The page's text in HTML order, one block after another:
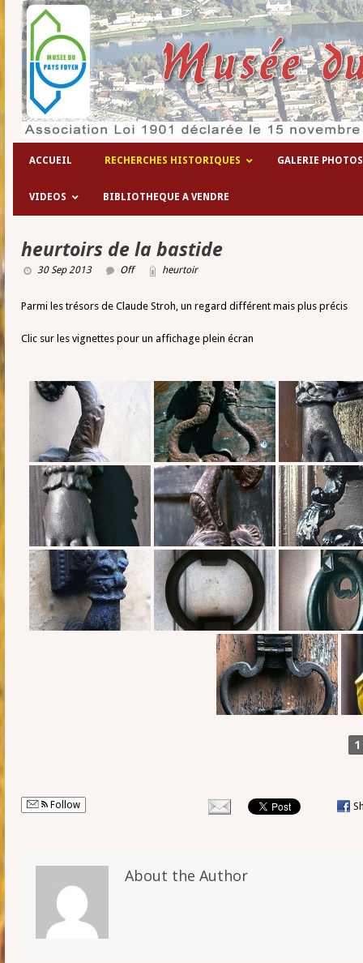
Les hôpitaux temporaires de la 1°
ACCUEIL RECHERCHES HISTORIQUES GALERIE PHOTOS
VIDEOS BIBLIOTHEQUE A VENDRE
heurtoirs de la bastide
30 Sep 2013 Off heurtoir
Parmi les trésors de Claude Stroh, un regard différent mais plus précis
Clic sur les vignettes pour un affichage plein écran
1
Follow
About the Author